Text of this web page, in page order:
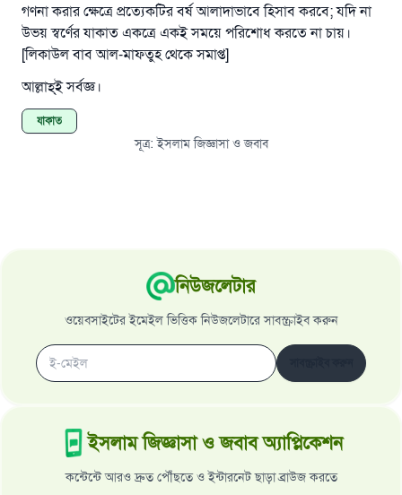
গণনা করার ক্ষেত্রে প্রত্যেকটির বর্ষ আলাদাভাবে হিসাব করবে; যদি না
উভয় স্বর্ণের যাকাত একত্রে একই সময়ে পরিশোধ করতে না চায়।
[লিকাউল বাব আল-মাফতুহ থেকে সমাপ্ত]
আল্লাহ্‌ই সর্বজ্ঞ।
যাকাত
সূত্র:ইসলাম জিজ্ঞাসা ও জবাব
নিউজলেটার
ওয়েবসাইটের ইমেইল ভিত্তিক নিউজলেটারে সাবস্ক্রাইব করুন
ইসলাম জিজ্ঞাসা ও জবাব অ্যাপ্লিকেশন
কন্টেন্টে আরও দ্রুত পৌঁছতে ও ইন্টারনেট ছাড়া ব্রাউজ করতে